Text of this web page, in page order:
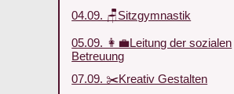
04.09. 🪑Sitzgymnastik
05.09. 👩‍💼Leitung der sozialen
Betreuung
07.09. ✂️Kreativ Gestalten